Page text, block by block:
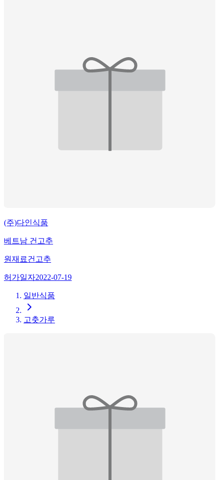
(주)다인식품
베트남 건고추
원재료건고추
허가일자2022-07-19
일반식품
고춧가루